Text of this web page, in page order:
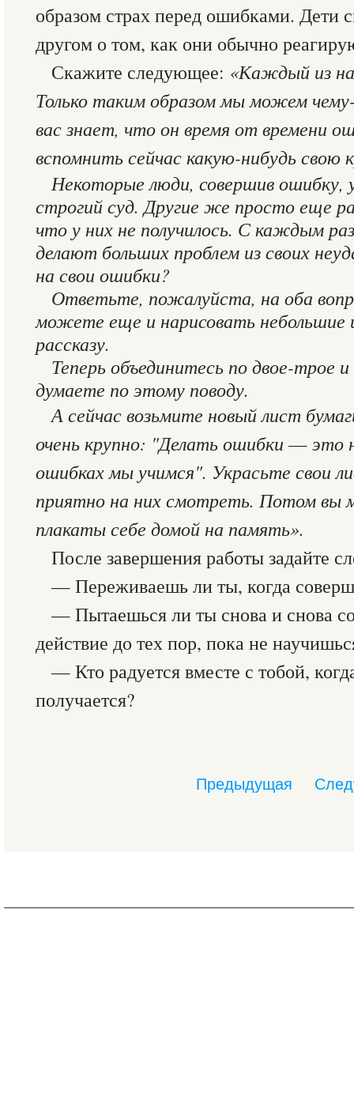
образом страх перед ошибками. Дети
другом о том, как они обычно
Скажите следующее: «Каждый из
Только таким образом мы можем
вас знает, что он время от времени
вспомнить сейчас какую-нибудь свою
Некоторые люди, совершив ошибку,
строгий суд. Другие же просто еще
что у них не получилось. С каждым
делают больших проблем из своих
на свои ошибки?
Ответьте, пожалуйста, на оба
можете еще и нарисовать небольшие
рассказу.
Теперь объединитесь по двое-трое
думаете по этому поводу.
А сейчас возьмите новый лист
очень крупно: "Делать ошибки —это
ошибках мы учимся". Украсьте свои
приятно на них смотреть. Потом вы
плакаты себе домой на память».
После завершения работы задайте
— Переживаешь ли ты, когда
— Пытаешься ли ты снова и снова
действие до тех пор, пока не
— Кто радуется вместе с тобой,
получается?
Предыдущая